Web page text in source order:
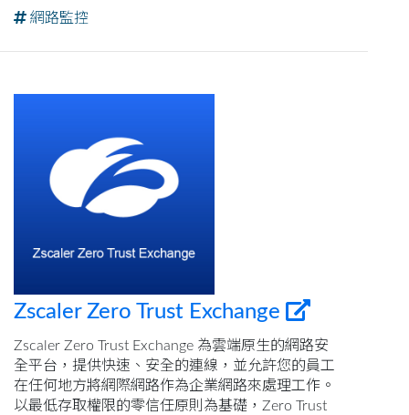
網路監控
Zscaler Zero Trust Exchange
Zscaler Zero Trust Exchange 為雲端原生的網路安
全平台，提供快速、安全的連線，並允許您的員工
在任何地方將網際網路作為企業網路來處理工作。
以最低存取權限的零信任原則為基礎，Zero Trust